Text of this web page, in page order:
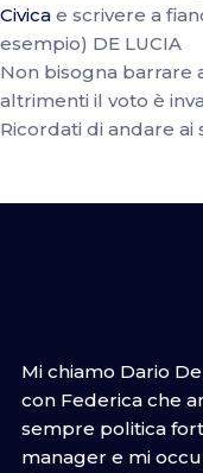
Civica e scrivere a
esempio) DE LUCIA
Non bisogna barrare
altrimenti il voto è
Ricordati di andare
Mi chiamo Dario
con Federica che
sempre politica
manager e mi